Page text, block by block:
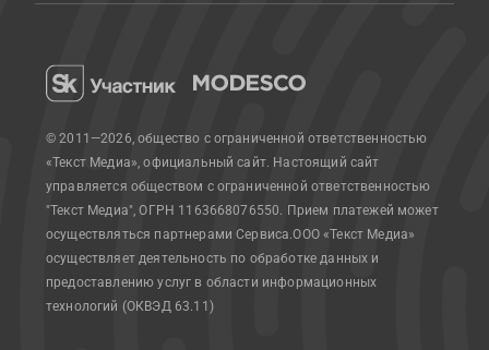
© 2011—2026, общество с ограниченной ответственностью
«Текст Медиа», официальный сайт. Настоящий сайт
управляется обществом с ограниченной ответственностью
"Текст Медиа", ОГРН 1163668076550. Прием платежей может
осуществляться партнерами Сервиса.ООО «Текст Медиа»
осуществляет деятельность по обработке данных и
предоставлению услуг в области информационных
технологий (ОКВЭД 63.11)